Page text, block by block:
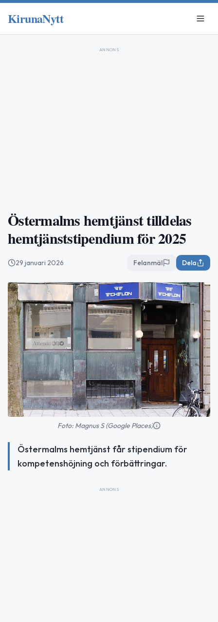
KirunaNytt
ANNONS
Östermalms hemtjänst tilldelas
hemtjänststipendium för 2025
29 januari 2026 Felanmäl Dela
Foto: Magnus S (Google Places)
Östermalms hemtjänst får stipendium för
kompetenshöjning och förbättringar.
ANNONS